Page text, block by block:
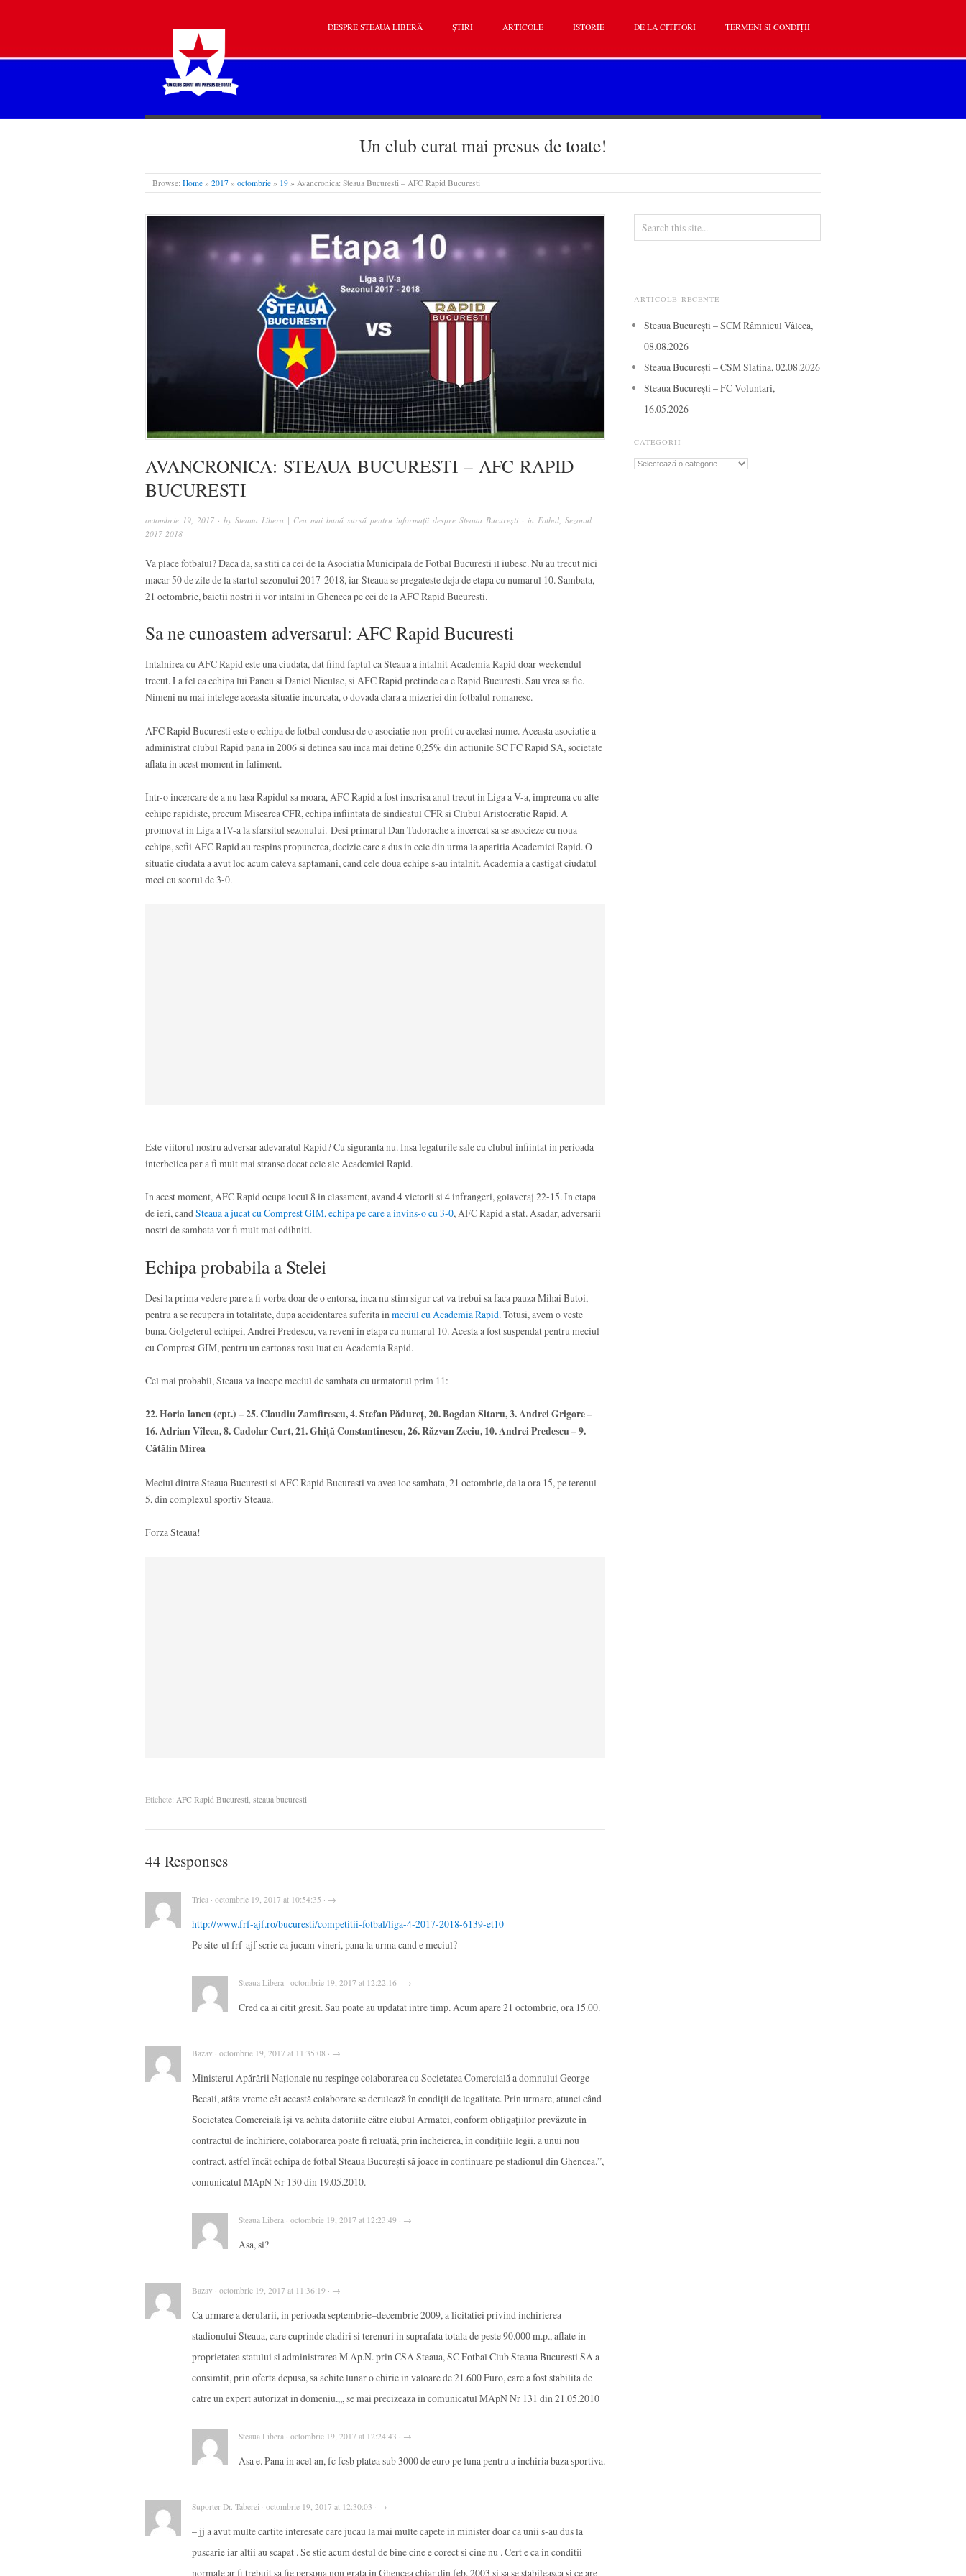
STEAUA LIBERĂ
DESPRE STEAUA LIBERĂ ȘTIRI ARTICOLE ISTORIE DE LA CITITORI TERMENI SI CONDIȚII
Un club curat mai presus de toate!
Browse: Home » 2017 » octombrie » 19 » Avancronica: Steaua Bucuresti – AFC Rapid Bucuresti
AVANCRONICA: STEAUA BUCURESTI – AFC RAPID
BUCURESTI
octombrie 19, 2017 · by Steaua Libera | Cea mai bună sursă pentru informații despre Steaua București · in Fotbal Sezonul
2017-2018
Va place fotbalul? Daca da, sa stiti ca cei de la Asociatia Municipala de Fotbal Bucuresti il iubesc. Nu au trecut nici
macar 50 de zile de la startul sezonului 2017-2018, iar Steaua se pregateste deja de etapa cu numarul 10. Sambata,
21 octombrie, baietii nostri ii vor intalni in Ghencea pe cei de la AFC Rapid Bucuresti.
Sa ne cunoastem adversarul: AFC Rapid Bucuresti
Intalnirea cu AFC Rapid este una ciudata, dat fiind faptul ca Steaua a intalnit Academia Rapid doar weekendul
trecut. La fel ca echipa lui Pancu si Daniel Niculae, si AFC Rapid pretinde ca e Rapid Bucuresti. Sau vrea sa fie.
Nimeni nu mai intelege aceasta situatie incurcata, o dovada clara a mizeriei din fotbalul romanesc.
AFC Rapid Bucuresti este o echipa de fotbal condusa de o asociatie non-profit cu acelasi nume. Aceasta asociatie a
administrat clubul Rapid pana in 2006 si detinea sau inca mai detine 0,25% din actiunile SC FC Rapid SA, societate
aflata in acest moment in faliment.
Intr-o incercare de a nu lasa Rapidul sa moara, AFC Rapid a fost inscrisa anul trecut in Liga a V-a, impreuna cu alte
echipe rapidiste, precum Miscarea CFR, echipa infiintata de sindicatul CFR si Clubul Aristocratic Rapid. A
promovat in Liga a IV-a la sfarsitul sezonului. Desi primarul Dan Tudorache a incercat sa se asocieze cu noua
echipa, sefii AFC Rapid au respins propunerea, decizie care a dus in cele din urma la aparitia Academiei Rapid. O
situatie ciudata a avut loc acum cateva saptamani, cand cele doua echipe s-au intalnit. Academia a castigat ciudatul
meci cu scorul de 3-0.
Este viitorul nostru adversar adevaratul Rapid? Cu siguranta nu. Insa legaturile sale cu clubul infiintat in perioada
interbelica par a fi mult mai stranse decat cele ale Academiei Rapid.
In acest moment, AFC Rapid ocupa locul 8 in clasament, avand 4 victorii si 4 infrangeri, golaveraj 22-15. In etapa
de ieri, candSteaua a jucat cu Comprest GIM, echipa pe care a invins-o cu 3-0, AFC Rapid a stat. Asadar, adversarii
nostri de sambata vor fi mult mai odihniti.
Echipa probabila a Stelei
Desi la prima vedere pare a fi vorba doar de o entorsa, inca nu stim sigur cat va trebui sa faca pauza Mihai Butoi,
pentru a se recupera in totalitate, dupa accidentarea suferita in meciul cu Academia Rapid. Totusi, avem o veste
buna. Golgeterul echipei, Andrei Predescu, va reveni in etapa cu numarul 10. Acesta a fost suspendat pentru meciul
cu Comprest GIM, pentru un cartonas rosu luat cu Academia Rapid.
Cel mai probabil, Steaua va incepe meciul de sambata cu urmatorul prim 11:
22. Horia Iancu (cpt.) – 25. Claudiu Zamfirescu, 4. Stefan Pădureț, 20. Bogdan Sitaru, 3. Andrei Grigore –
16. Adrian Vîlcea, 8. Cadolar Curt, 21. Ghiță Constantinescu, 26. Răzvan Zeciu, 10. Andrei Predescu – 9.
Cătălin Mirea
Meciul dintre Steaua Bucuresti si AFC Rapid Bucuresti va avea loc sambata, 21 octombrie, de la ora 15, pe terenul
5, din complexul sportiv Steaua.
Forza Steaua!
Etichete: AFC Rapid Bucuresti, steaua bucuresti
44 Responses
Trica · octombrie 19, 2017 at 10:54:35 · →
http://www.frf-ajf.ro/bucuresti/competitii-fotbal/liga-4-2017-2018-6139-et10
Pe site-ul frf-ajf scrie ca jucam vineri, pana la urma cand e meciul?
Steaua Libera · octombrie 19, 2017 at 12:22:16 · →
Cred ca ai citit gresit. Sau poate au updatat intre timp. Acum apare 21 octombrie, ora 15.00.
Bazav · octombrie 19, 2017 at 11:35:08 · →
Ministerul Apărării Naţionale nu respinge colaborarea cu Societatea Comercială a domnului George
Becali, atâta vreme cât această colaborare se derulează în condiţii de legalitate. Prin urmare, atunci când
Societatea Comercială îşi va achita datoriile către clubul Armatei, conform obligaţiilor prevăzute în
contractul de închiriere, colaborarea poate fi reluată, prin încheierea, în condiţiile legii, a unui nou
contract, astfel încât echipa de fotbal Steaua Bucureşti să joace în continuare pe stadionul din Ghencea.”,
comunicatul MApN Nr 130 din 19.05.2010.
Steaua Libera · octombrie 19, 2017 at 12:23:49 · →
Asa, si?
Bazav · octombrie 19, 2017 at 11:36:19 · →
Ca urmare a derularii, in perioada septembrie–decembrie 2009, a licitatiei privind inchirierea
stadionului Steaua, care cuprinde cladiri si terenuri in suprafata totala de peste 90.000 m.p., aflate in
proprietatea statului si administrarea M.Ap.N. prin CSA Steaua, SC Fotbal Club Steaua Bucuresti SA a
consimtit, prin oferta depusa, sa achite lunar o chirie in valoare de 21.600 Euro, care a fost stabilita de
catre un expert autorizat in domeniu.„, se mai precizeaza in comunicatul MApN Nr 131 din 21.05.2010
Steaua Libera · octombrie 19, 2017 at 12:24:43 · →
Asa e. Pana in acel an, fc fcsb platea sub 3000 de euro pe luna pentru a inchiria baza sportiva.
Suporter Dr. Taberei · octombrie 19, 2017 at 12:30:03 · →
– jj a avut multe cartite interesate care jucau la mai multe capete in minister doar ca unii s-au dus la
puscarie iar altii au scapat . Se stie acum destul de bine cine e corect si cine nu . Cert e ca in conditii
normale ar fi trebuit sa fie persona non grata in Ghencea chiar din feb. 2003 si sa se stabileasca si ce are
ARTICOLE RECENTE
Steaua București – SCM Râmnicul Vâlcea,
08.08.2026
Steaua București – CSM Slatina, 02.08.2026
Steaua București – FC Voluntari,
16.05.2026
CATEGORII
Categorii